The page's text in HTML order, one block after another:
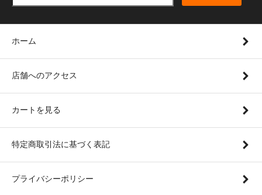
ホーム
店舗へのアクセス
カートを見る
特定商取引法に基づく表記
プライバシーポリシー